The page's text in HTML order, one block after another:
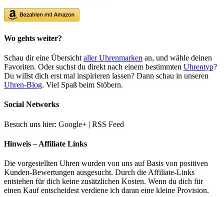
Wo gehts weiter?
Schau dir eine Übersicht aller Uhrenmarken an, und wähle deinen
Favoriten. Oder suchst du direkt nach einem bestimmten Uhrentyp?
Du willst dich erst mal inspirieren lassen? Dann schau in unseren
Uhren-Blog. Viel Spaß beim Stöbern.
Social Networks
Besuch uns hier: Google+ | RSS Feed
Hinweis – Affiliate Links
Die vorgestellten Uhren wurden von uns auf Basis von positiven
Kunden-Bewertungen ausgesucht. Durch die Affiliate-Links
entstehen für dich keine zusätzlichen Kosten. Wenn du dich für
einen Kauf entscheidest verdiene ich daran eine kleine Provision.